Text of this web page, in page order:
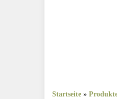
Startseite »